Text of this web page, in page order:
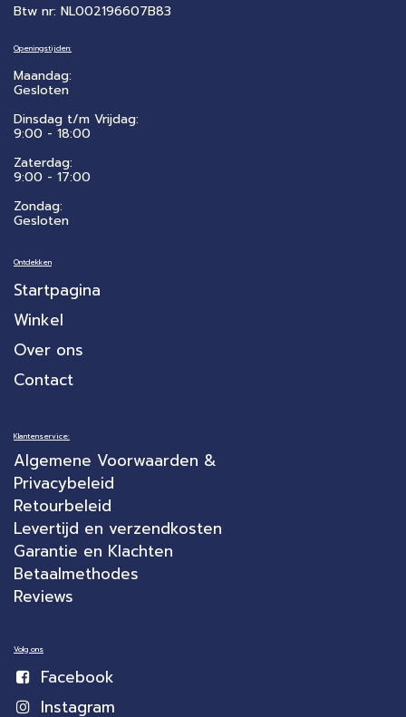
Btw nr: NL002196607B83
Openingstijden:
Maandag:
Gesloten
Dinsdag t/m Vrijdag:
9:00 - 18:00
Zaterdag:
​9:00 - 17:00
Zondag:
Gesloten
Ontdekken
Startpagina
Winkel
Over ons
Contact
Klantenservice:
Algemene Voorwaarden &
Privacybeleid
Retourbeleid
Levertijd en verzendkosten
Garantie en Klachten
Betaalmethodes
Reviews
Volg ons
Facebook
Instagram